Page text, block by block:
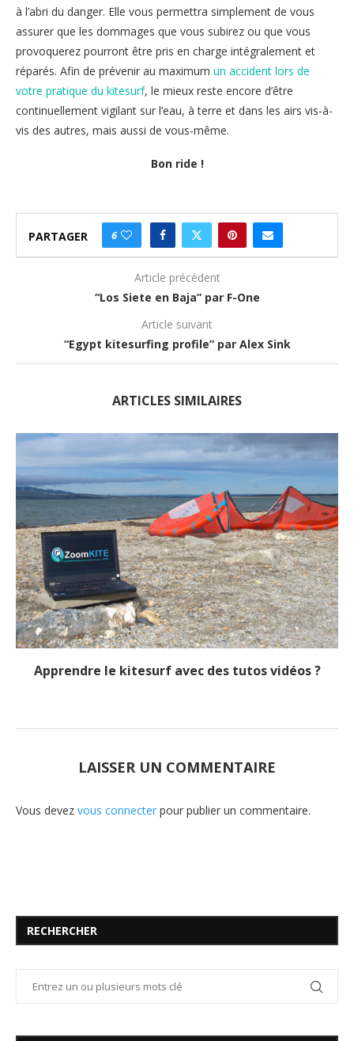
à l’abri du danger. Elle vous permettra simplement de vous
assurer que les dommages que vous subirez ou que vous
provoquerez pourront être pris en charge intégralement et
réparés. Afin de prévenir au maximum un accident lors de
votre pratique du kitesurf, le mieux reste encore d’être
continuellement vigilant sur l’eau, à terre et dans les airs vis-à-
vis des autres, mais aussi de vous-même.
Bon ride !
PARTAGER 6
Article précédent
“Los Siete en Baja” par F-One
Article suivant
“Egypt kitesurfing profile” par Alex Sink
ARTICLES SIMILAIRES
Apprendre le kitesurf avec des tutos vidéos ?
LAISSER UN COMMENTAIRE
Vous devez vous connecter pour publier un commentaire.
RECHERCHER